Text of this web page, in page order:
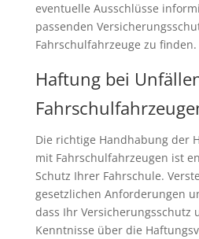
eventuelle Ausschlüsse
passenden
Fahrschulfahrzeuge zu finden.
Haftung bei
Die richtige Handhabung der
mit Fahrschulfahrzeugen ist
Schutz Ihrer Fahrschule.
gesetzlichen Anforderungen
dass Ihr Versicherungsschutz
Kenntnisse über die